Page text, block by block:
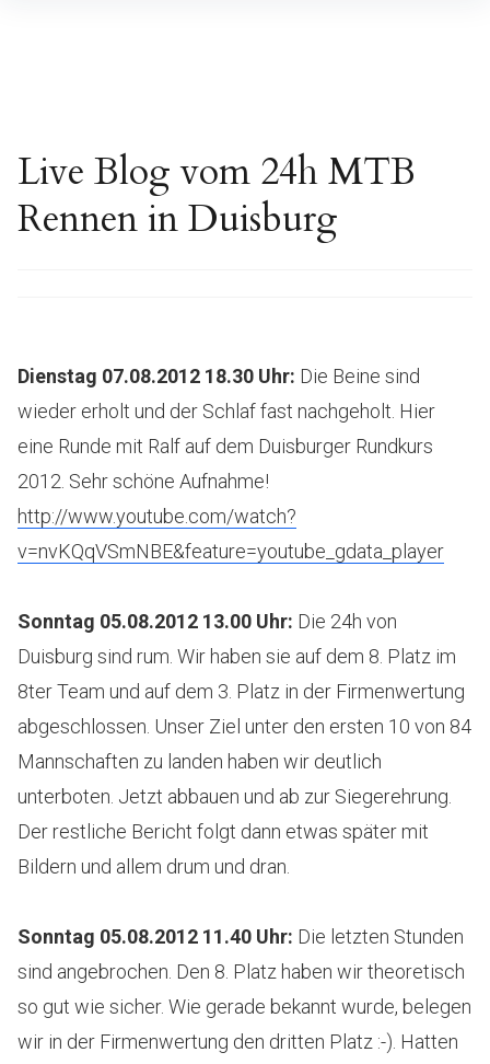
Live Blog vom 24h MTB
Rennen in Duisburg
Dienstag 07.08.2012 18.30 Uhr: Die Beine sind
wieder erholt und der Schlaf fast nachgeholt. Hier
eine Runde mit Ralf auf dem Duisburger Rundkurs
2012. Sehr schöne Aufnahme!
http://www.youtube.com/watch?
v=nvKQqVSmNBE&feature=youtube_gdata_player
Sonntag 05.08.2012 13.00 Uhr: Die 24h von
Duisburg sind rum. Wir haben sie auf dem 8. Platz im
8ter Team und auf dem 3. Platz in der Firmenwertung
abgeschlossen. Unser Ziel unter den ersten 10 von 84
Mannschaften zu landen haben wir deutlich
unterboten. Jetzt abbauen und ab zur Siegerehrung.
Der restliche Bericht folgt dann etwas später mit
Bildern und allem drum und dran.
Sonntag 05.08.2012 11.40 Uhr: Die letzten Stunden
sind angebrochen. Den 8. Platz haben wir theoretisch
so gut wie sicher. Wie gerade bekannt wurde, belegen
wir in der Firmenwertung den dritten Platz :-). Hatten